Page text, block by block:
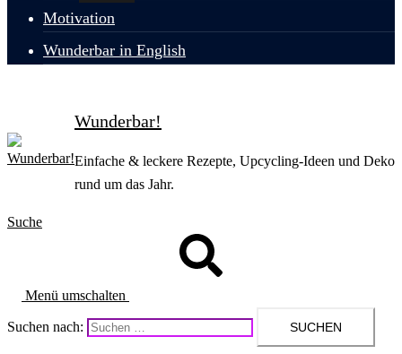
Motivation
Wunderbar in English
Wunderbar!
Einfache & leckere Rezepte, Upcycling-Ideen und Deko
rund um das Jahr.
Suche
Menü umschalten
Suchen nach: